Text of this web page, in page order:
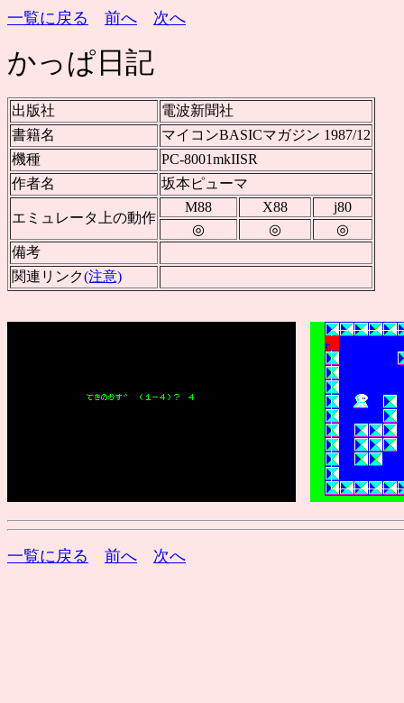
一覧に戻る 前へ 次へ
かっぱ日記
出版社
電波新聞社
書籍名
マイコンBASICマガジン 1987/12
機種
PC-8001mkIISR
作者名
坂本ピューマ
エミュレータ上の動作
M88 X88
j80
◎
◎
◎
備考
関連リンク(注意)
一覧に戻る 前へ 次へ